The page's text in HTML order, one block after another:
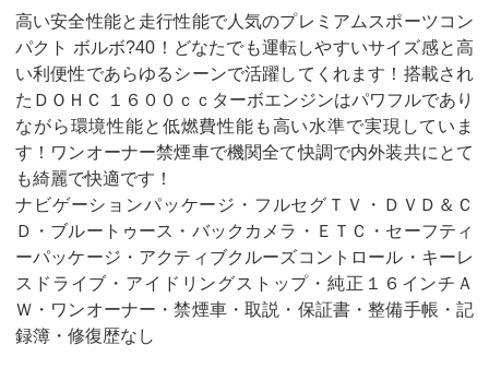
高い安全性能と走行性能で人気のプレミアムスポーツコン
パクト ボルボ?40！どなたでも運転しやすいサイズ感と高
い利便性であらゆるシーンで活躍してくれます！搭載され
たＤＯＨＣ １６００ｃｃターボエンジンはパワフルであり
ながら環境性能と低燃費性能も高い水準で実現していま
す！ワンオーナー禁煙車で機関全て快調で内外装共にとて
も綺麗で快適です！
ナビゲーションパッケージ・フルセグＴＶ・ＤＶＤ＆Ｃ
Ｄ・ブルートゥース・バックカメラ・ＥＴＣ・セーフティ
ーパッケージ・アクティブクルーズコントロール・キーレ
スドライブ・アイドリングストップ・純正１６インチＡ
Ｗ・ワンオーナー・禁煙車・取説・保証書・整備手帳・記
録簿・修復歴なし